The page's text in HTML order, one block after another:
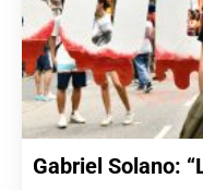
Gabriel Solano: